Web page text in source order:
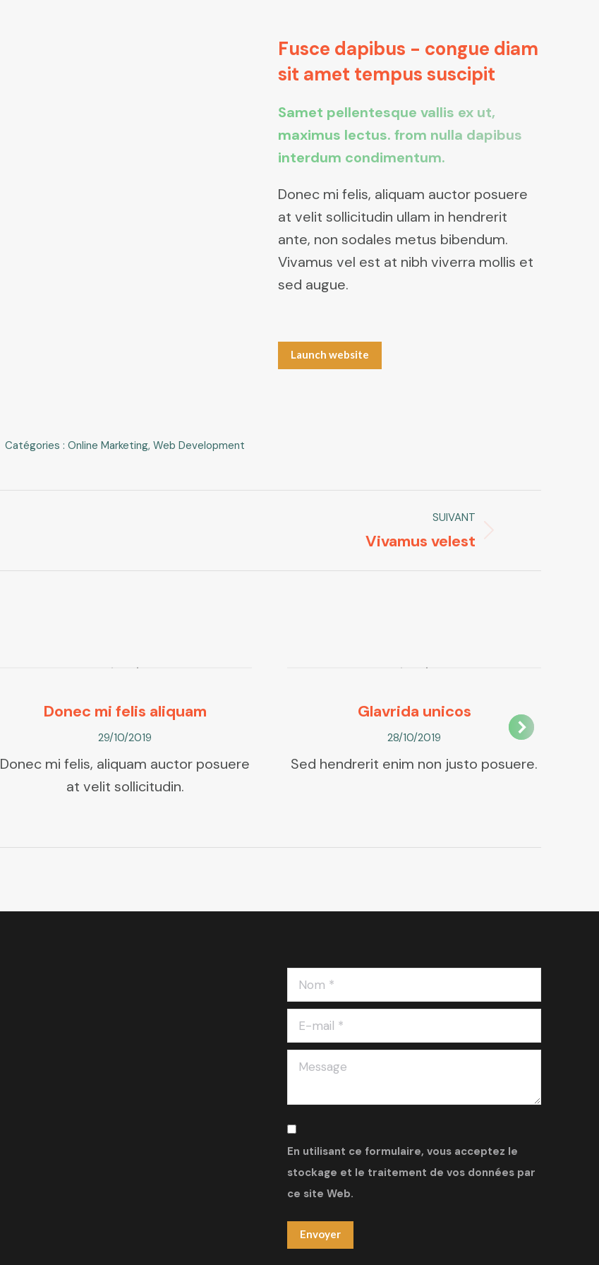
Fusce dapibus - congue diam
sit amet tempus suscipit
Samet pellentesque vallis ex ut,
maximus lectus. from nulla dapibus
interdum condimentum.
Donec mi felis, aliquam auctor posuere
at velit sollicitudin ullam in hendrerit
ante, non sodales metus bibendum.
Vivamus vel est at nibh viverra mollis et
sed augue.
Launch website
Catégories : Online Marketing, Web Development
SUIVANT
Vivamus velest
Donec mi felis aliquam
29/10/2019
Donec mi felis, aliquam auctor posuere
at velit sollicitudin.
Glavrida unicos
28/10/2019
Sed hendrerit enim non justo posuere.
Nom *
E-mail *
Message
En utilisant ce formulaire, vous acceptez le
stockage et le traitement de vos données par
ce site Web.
Envoyer